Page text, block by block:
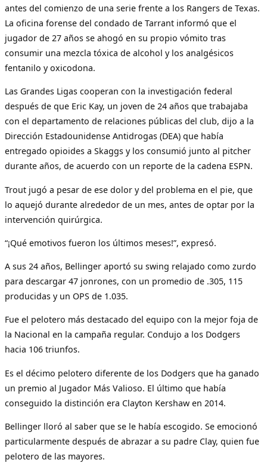
antes del comienzo de una serie frente a los Rangers de Texas.
La oficina forense del condado de Tarrant informó que el
jugador de 27 años se ahogó en su propio vómito tras
consumir una mezcla tóxica de alcohol y los analgésicos
fentanilo y oxicodona.
Las Grandes Ligas cooperan con la investigación federal
después de que Eric Kay, un joven de 24 años que trabajaba
con el departamento de relaciones públicas del club, dijo a la
Dirección Estadounidense Antidrogas (DEA) que había
entregado opioides a Skaggs y los consumió junto al pitcher
durante años, de acuerdo con un reporte de la cadena ESPN.
Trout jugó a pesar de ese dolor y del problema en el pie, que
lo aquejó durante alrededor de un mes, antes de optar por la
intervención quirúrgica.
“¡Qué emotivos fueron los últimos meses!”, expresó.
A sus 24 años, Bellinger aportó su swing relajado como zurdo
para descargar 47 jonrones, con un promedio de .305, 115
producidas y un OPS de 1.035.
Fue el pelotero más destacado del equipo con la mejor foja de
la Nacional en la campaña regular. Condujo a los Dodgers
hacia 106 triunfos.
Es el décimo pelotero diferente de los Dodgers que ha ganado
un premio al Jugador Más Valioso. El último que había
conseguido la distinción era Clayton Kershaw en 2014.
Bellinger lloró al saber que se le había escogido. Se emocionó
particularmente después de abrazar a su padre Clay, quien fue
pelotero de las mayores.